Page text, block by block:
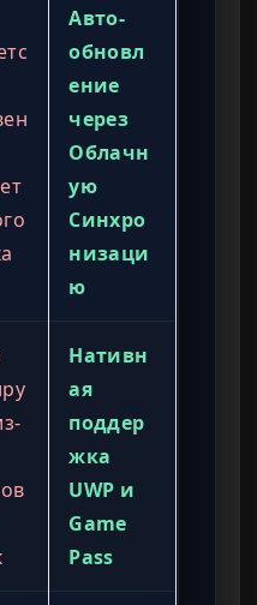
Авто-
обновл
ение
через
Облачн
ую
Синхро
низаци
ю
Нативн
ая
поддер
жка
UWP и
Game
Pass